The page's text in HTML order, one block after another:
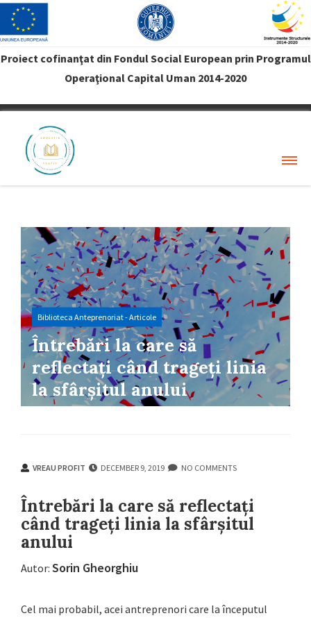
Proiect cofinanţat din Fondul Social European prin Programul
Operaţional Capital Uman 2014-2020
VREAU PROFIT
Biblioteca Anteprenoriat - Articole
Întrebări la care să
reflectați când trageți linia
la sfârșitul anului
VREAU PROFIT DECEMBER 9, 2019 NO COMMENTS
Întrebări la care să reflectați
când trageți linia la sfârșitul
anului
Autor: Sorin Gheorghiu
Cel mai probabil, acei antreprenori care la începutul